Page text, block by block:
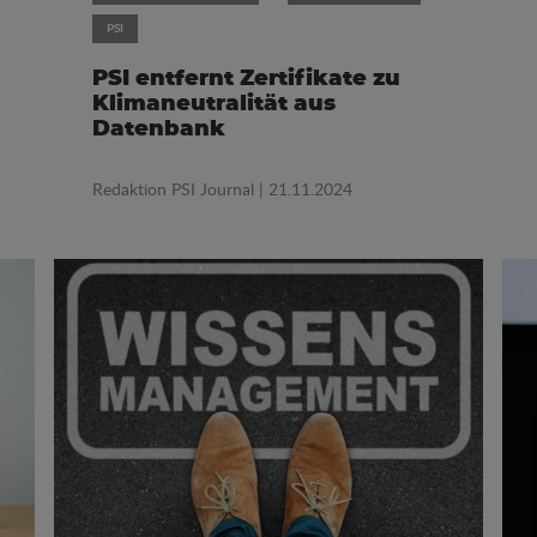
PSI
PSI entfernt Zertifikate zu
Klimaneutralität aus
Datenbank
Redaktion PSI Journal | 21.11.2024